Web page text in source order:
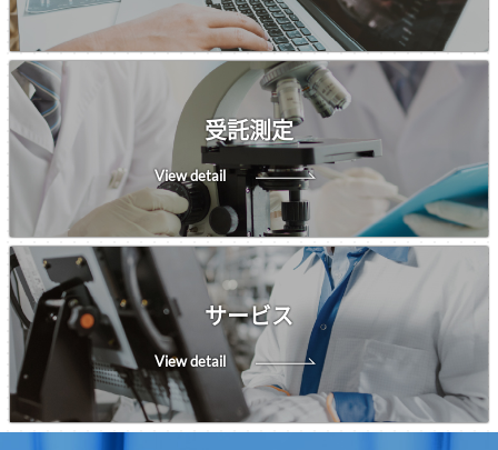
受託測定
View detail
サービス
View detail